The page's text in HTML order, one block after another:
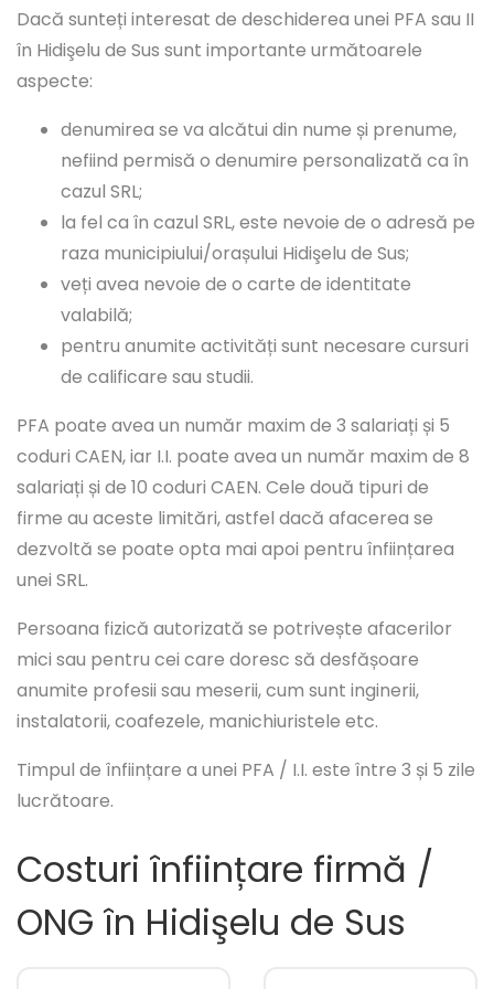
Dacă sunteți interesat de deschiderea unei PFA sau II
în Hidişelu de Sus sunt importante următoarele
aspecte:
denumirea se va alcătui din nume și prenume,
nefiind permisă o denumire personalizată ca în
cazul SRL;
la fel ca în cazul SRL, este nevoie de o adresă pe
raza municipiului/orașului Hidişelu de Sus;
veți avea nevoie de o carte de identitate
valabilă;
pentru anumite activități sunt necesare cursuri
de calificare sau studii.
PFA poate avea un număr maxim de 3 salariați și 5
coduri CAEN, iar I.I. poate avea un număr maxim de 8
salariați și de 10 coduri CAEN. Cele două tipuri de
firme au aceste limitări, astfel dacă afacerea se
dezvoltă se poate opta mai apoi pentru înființarea
unei SRL.
Persoana fizică autorizată se potrivește afacerilor
mici sau pentru cei care doresc să desfășoare
anumite profesii sau meserii, cum sunt inginerii,
instalatorii, coafezele, manichiuristele etc.
Timpul de înființare a unei PFA / I.I. este între 3 și 5 zile
lucrătoare.
Costuri înființare firmă /
ONG în Hidişelu de Sus